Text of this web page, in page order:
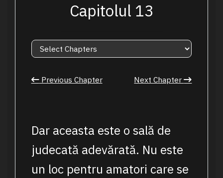
Capitolul 13
Previous Chapter Next Chapter
Dar aceasta este o sală de
judecată adevărată. Nu este
un loc pentru amatori care se